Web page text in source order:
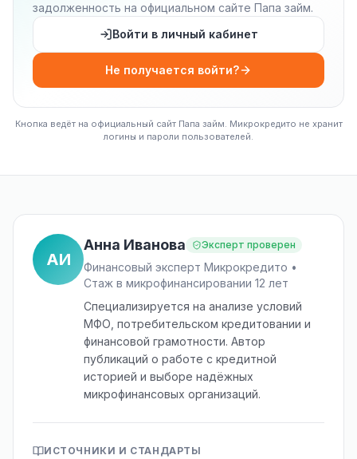
задолженность на официальном сайте Папа займ.
Войти в личный кабинет
Не получается войти?
Кнопка ведёт на официальный сайт Папа займ. Микрокредито не хранит
логины и пароли пользователей.
АИ
Анна Иванова Эксперт проверен
Финансовый эксперт Микрокредито •
Стаж в микрофинансировании 12 лет
Специализируется на анализе условий
МФО, потребительском кредитовании и
финансовой грамотности. Автор
публикаций о работе с кредитной
историей и выборе надёжных
микрофинансовых организаций.
ИСТОЧНИКИ И СТАНДАРТЫ